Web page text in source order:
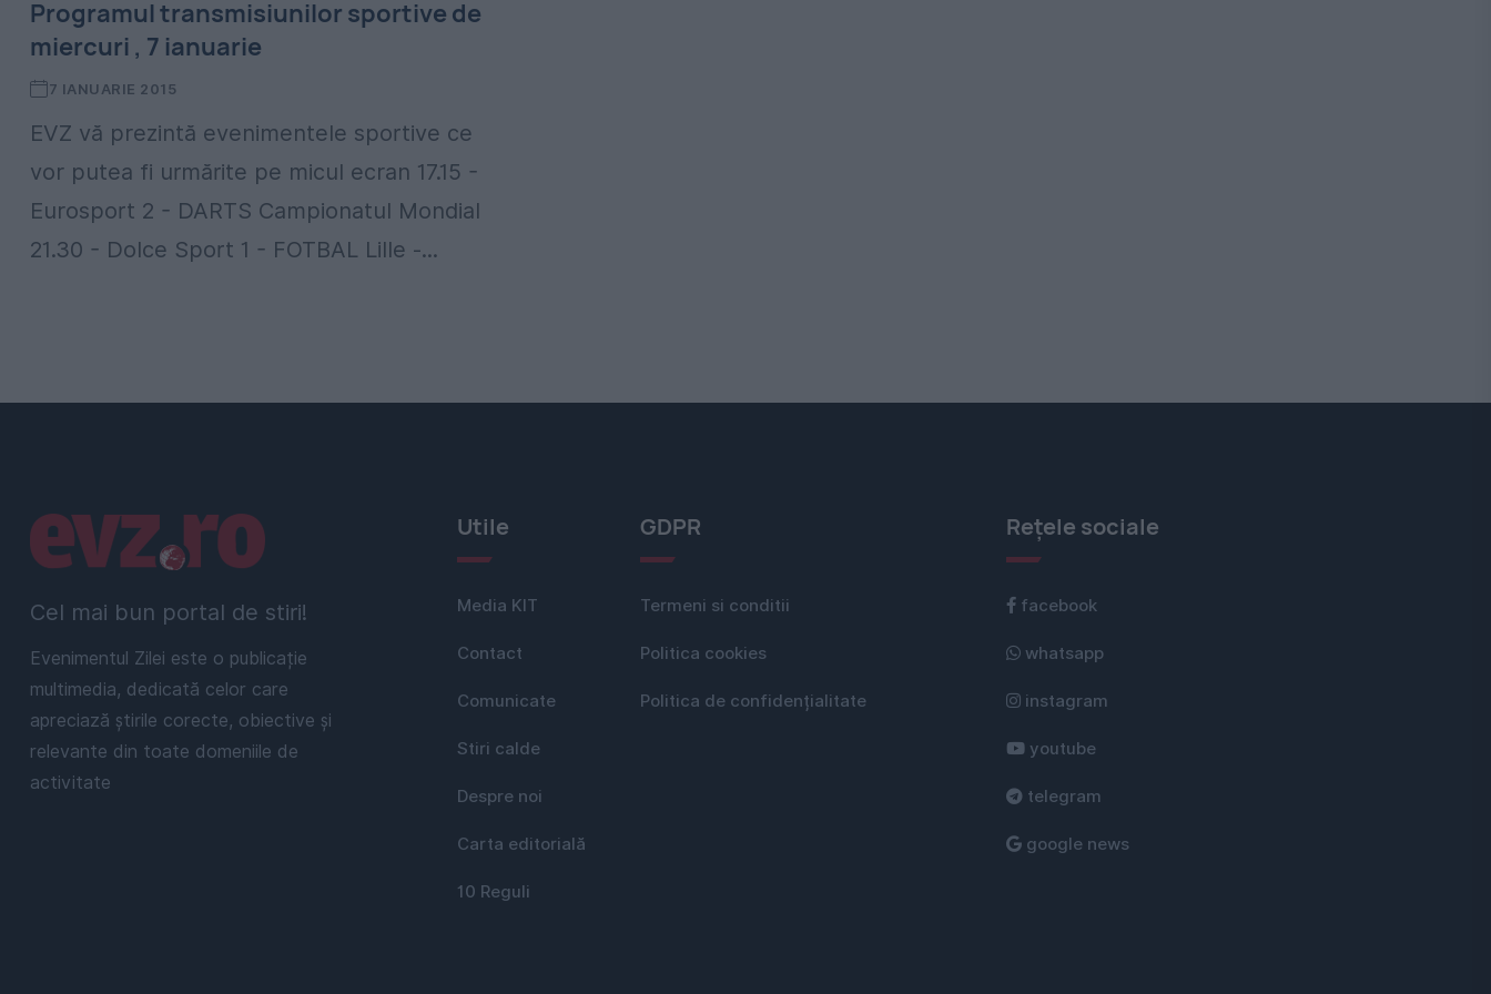
Programul transmisiunilor sportive de
miercuri , 7 ianuarie
7 IANUARIE 2015
EVZ vă prezintă evenimentele sportive ce
vor putea fi urmărite pe micul ecran 17.15 -
Eurosport 2 - DARTS Campionatul Mondial
21.30 - Dolce Sport 1 - FOTBAL Lille -...
Cel mai bun portal de stiri!
Evenimentul Zilei este o publicație
multimedia, dedicată celor care
apreciază știrile corecte, obiective și
relevante din toate domeniile de
activitate
Linkuri utile Utile
Media KIT
Contact
Comunicate
Stiri calde
Despre noi
Carta editorială
10 Reguli
GDPR
Termeni si conditii
Politica cookies
Politica de confidențialitate
Rețele sociale
facebook
whatsapp
instagram
youtube
telegram
google news